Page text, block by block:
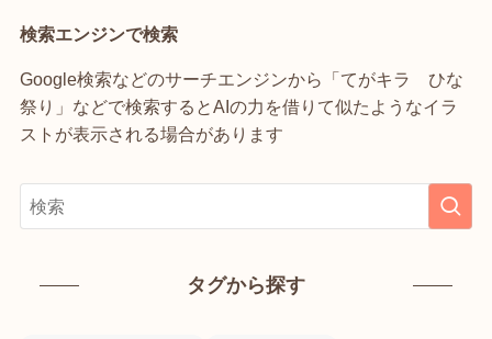
検索エンジンで検索
Google検索などのサーチエンジンから「てがキラ ひな
祭り」などで検索するとAIの力を借りて似たようなイラ
ストが表示される場合があります
タグから探す